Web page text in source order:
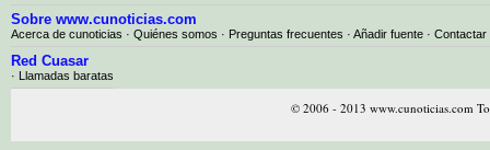
Sobre www.cunoticias.com
Acerca de cunoticias · Quiénes somos · Preguntas frecuentes · Añadir fuente · Contactar
Red Cuasar
· Llamadas baratas
© 2006 - 2013 www.cunoticias.com